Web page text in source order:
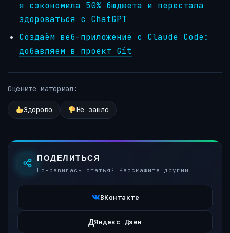
я сэкономила 50% бюджета и перестала
здороваться с ChatGPT
Создаём веб-приложение с Claude Code:
добавляем в проект Git
Оцените материал:
Здорово Не зашло
ПОДЕЛИТЬСЯ
Понравилась статья? Расскажите другим
ВКонтакте
ДЯндекс Дзен